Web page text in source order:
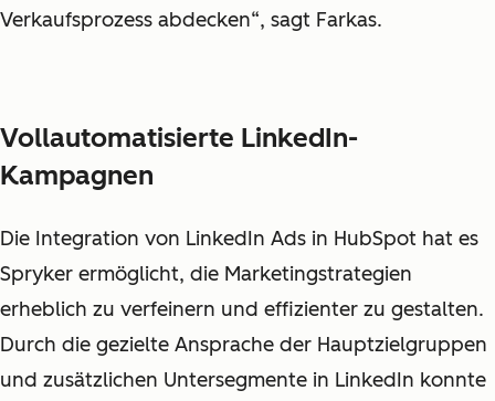
Verkaufsprozess abdecken“, sagt Farkas.
Vollautomatisierte LinkedIn-
Kampagnen
Die Integration von LinkedIn Ads in HubSpot hat es
Spryker ermöglicht, die Marketingstrategien
erheblich zu verfeinern und effizienter zu gestalten.
Durch die gezielte Ansprache der Hauptzielgruppen
und zusätzlichen Untersegmente in LinkedIn konnte